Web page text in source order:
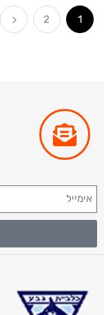
10%